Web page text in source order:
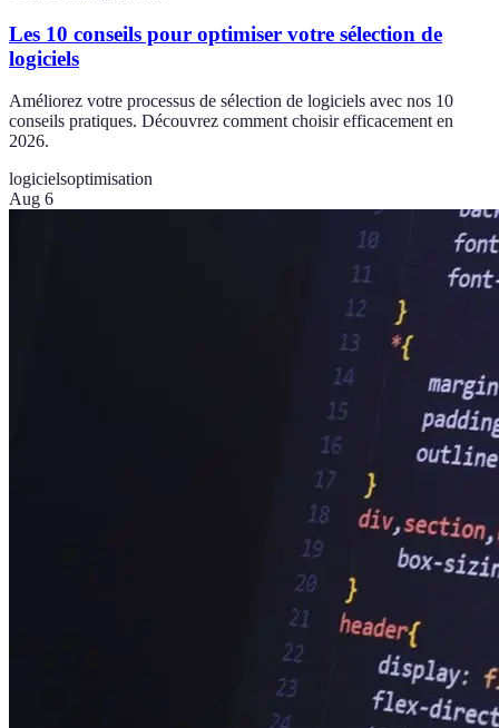
Les 10 conseils pour optimiser votre sélection de
logiciels
Améliorez votre processus de sélection de logiciels avec nos 10
conseils pratiques. Découvrez comment choisir efficacement en
2026.
logicielsoptimisation
Aug 6